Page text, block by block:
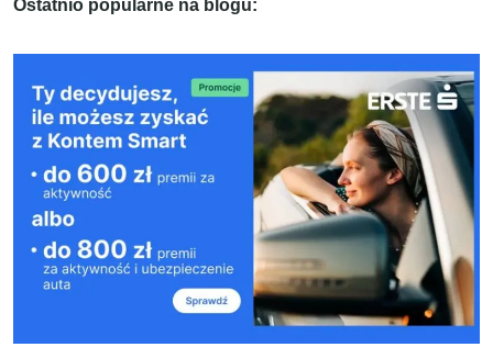
Ostatnio popularne na blogu: